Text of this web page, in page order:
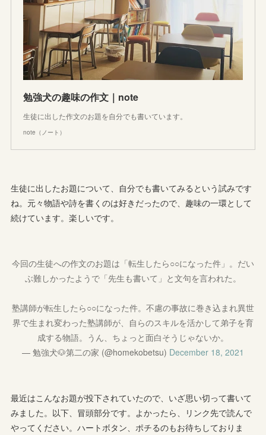
勉強犬の趣味の作文｜note
生徒に出した作文のお題を自分でも書いています。
note（ノート）
生徒に出したお題について、自分でも書いてみるという試みです
ね。元々物語や詩を書くのは好きだったので、趣味の一環として
続けています。楽しいです。
今回の生徒への作文のお題は「転生したら○○になった件」。だい
ぶ難しかったようで「先生も書いて」と文句を言われた。
塾講師が転生したら○○になった件。不慮の事故に巻き込まれ異世
界で生まれ変わった塾講師が、自らのスキルを活かして弟子を育
成する物語。うん、ちょっと面白そうじゃないか。
— 勉強犬🐶第二の家 (@homekobetsu) December 18, 2021
最近はこんなお題が投下されていたので、いざ思い切って書いて
みました。以下、冒頭部分です。よかったら、リンク先で読んで
やってください。ハートボタン、ポチるのもお待ちしておりま